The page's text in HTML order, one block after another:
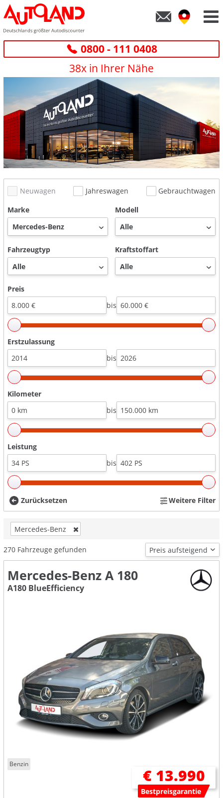
0800 - 111 0408
38x in Ihrer Nähe
Neuwagen Jahreswagen
Gebrauchtwagen
Marke
Modell
Fahrzeugtyp Kraftstoffart
Preis
bis
Erstzulassung
bis
Kilometer
bis
Leistung
bis
Zurücksetzen Weitere Filter
Mercedes-Benz
270 Fahrzeuge gefunden
Mercedes-Benz A 180
A180 BlueEfficiency
Benzin
€ 13.990
Bestpreisgarantie